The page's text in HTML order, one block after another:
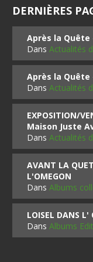
DERNIÈRES
Après la Quête
DansActualités
Après la Quête
DansActualités
EXPOSITION/
Maison Juste
DansActualités
AVANT LA
L'OMEGON
DansAlbums
LOISEL DANS L'
DansAlbums